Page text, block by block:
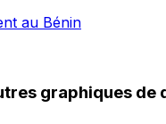
au Bénin
graphiques de